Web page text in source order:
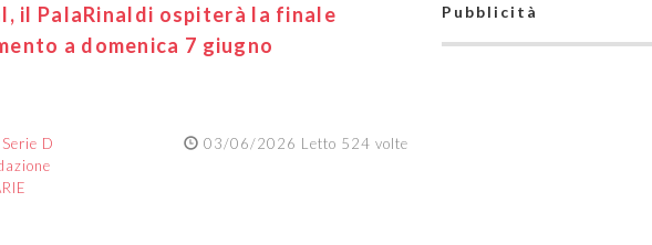
il PalaRinaldi ospiterà la finale
a domenica 7 giugno
03/06/2026 Letto 524 volte
Serie D
Pubblicità